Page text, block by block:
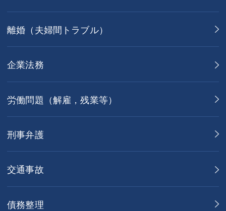
離婚（夫婦間トラブル）
企業法務
労働問題（解雇，残業等）
刑事弁護
交通事故
債務整理